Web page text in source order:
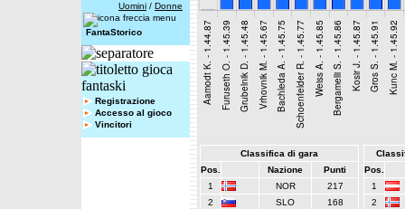
Uomini / Donne
FantaStorico
Registrazione
Accesso al gioco
Vincitori
Classifica di gara
Pos.
Nazione
Punti
1
NOR
217
2
SLO
168
Pos.
1
2